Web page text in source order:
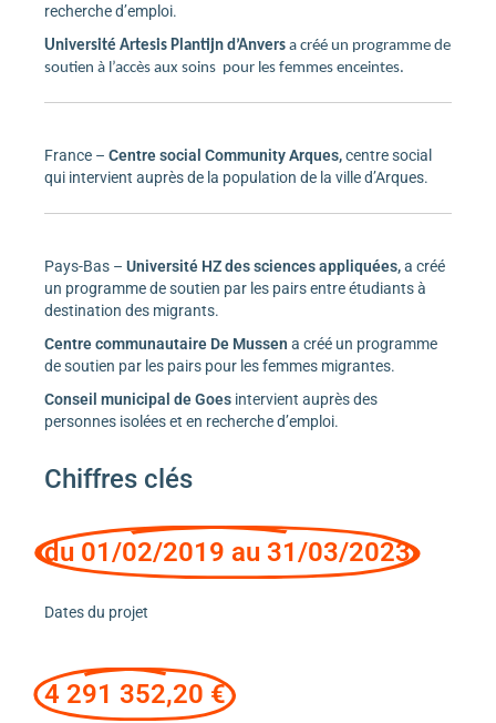
recherche d’emploi.
Université Artesis Plantijn d’Anvers a créé un programme de
soutien à l’accès aux soins pour les femmes enceintes.
France – Centre social Community Arques,centre social
qui intervient auprès de la population de la ville d’Arques.
Pays-Bas – Université HZ des sciences appliquées,a créé
un programme de soutien par les pairs entre étudiants à
destination des migrants.
Centre communautaire De Mussen a créé un programme
de soutien par les pairs pour les femmes migrantes.
Conseil municipal de Goes intervient auprès des
personnes isolées et en recherche d’emploi.
Chiffres clés
du 01/02/2019 au 31/03/2023
Dates du projet
4 291 352,20 €